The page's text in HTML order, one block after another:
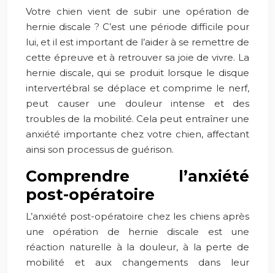
Votre chien vient de subir une opération de
hernie discale ? C’est une période difficile pour
lui, et il est important de l’aider à se remettre de
cette épreuve et à retrouver sa joie de vivre. La
hernie discale, qui se produit lorsque le disque
intervertébral se déplace et comprime le nerf,
peut causer une douleur intense et des
troubles de la mobilité. Cela peut entraîner une
anxiété importante chez votre chien, affectant
ainsi son processus de guérison.
Comprendre l’anxiété
post-opératoire
L’anxiété post-opératoire chez les chiens après
une opération de hernie discale est une
réaction naturelle à la douleur, à la perte de
mobilité et aux changements dans leur